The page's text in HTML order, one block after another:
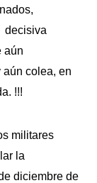
decisiva
aún
colea, en
!!!
militares
la
diciembre de